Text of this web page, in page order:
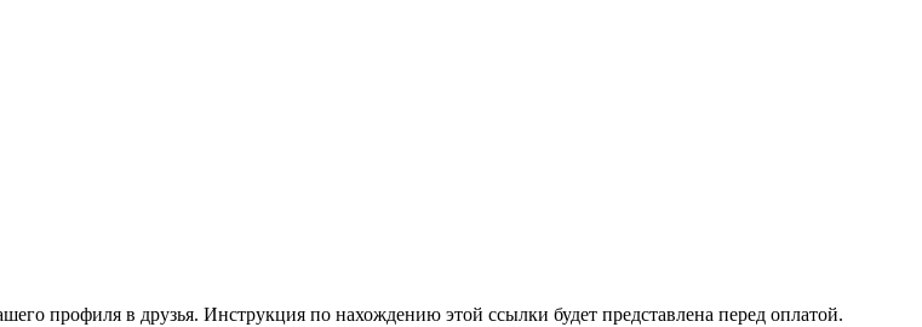
профиля в друзья. Инструкция по нахождению этой ссылки будет представлена перед оплатой.